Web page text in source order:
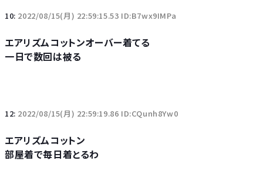
10: 2022/08/15(月) 22:59:15.53 ID:B7wx9IMPa
エアリズムコットンオーバー着てる
一日で数回は被る
12: 2022/08/15(月) 22:59:19.86 ID:CQunh8Yw0
エアリズムコットン
部屋着で毎日着とるわ